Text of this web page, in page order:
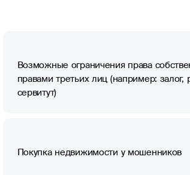
Возможные ограничения права
правами третьих лиц (например: залог,
сервитут)
Покупка недвижимости у мошенников